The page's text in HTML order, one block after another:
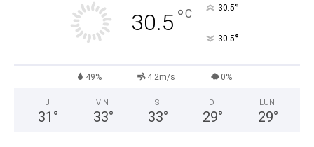
30.5 °C 30.5°
30.5°
49% 4.2m/s 0%
J
31 °
VIN
33°
S
33°
D
29°
LUN
29°